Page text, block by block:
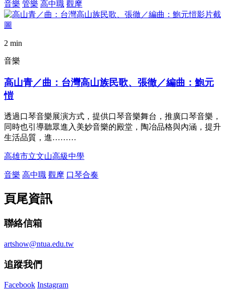
音樂 管樂 高中職 觀摩
2 min
音樂
高山青／曲：台灣高山族民歌、張徹／編曲：鮑元
愷
透過口琴音樂展演方式，提供口琴音樂舞台，推廣口琴音樂，
同時也引導聽眾進入美妙音樂的殿堂，陶冶品格與內涵，提升
生活品質，進………
高雄市立文山高級中學
音樂 高中職 觀摩 口琴合奏
頁尾資訊
聯絡信箱
artshow@ntua.edu.tw
追蹤我們
Facebook Instagram